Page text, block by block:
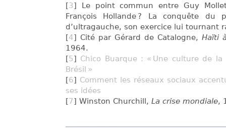
[3] Le point commun entre Guy
François Hollande ? La conquête du
d’ultragauche, son exercice lui tournant
[4] Cité par Gérard de Catalogne, Haïti
1964.
[5] Chico Buarque : « Une culture de la
Brésil »
[6] Comment les réseaux sociaux
ses idées
[7] Winston Churchill, La crise mondiale,